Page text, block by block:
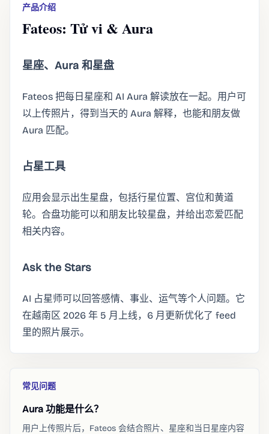
产品介绍
Fateos: Tử vi & Aura
星座、Aura 和星盘
Fateos 把每日星座和 AI Aura 解读放在一起。用户可
以上传照片，得到当天的 Aura 解释，也能和朋友做
Aura 匹配。
占星工具
应用会显示出生星盘，包括行星位置、宫位和黄道
轮。合盘功能可以和朋友比较星盘，并给出恋爱匹配
相关内容。
Ask the Stars
AI 占星师可以回答感情、事业、运气等个人问题。它
在越南区 2026 年 5 月上线，6 月更新优化了 feed
里的照片展示。
常见问题
Aura 功能是什么？
用户上传照片后，Fateos 会结合照片、星座和当日星座内容